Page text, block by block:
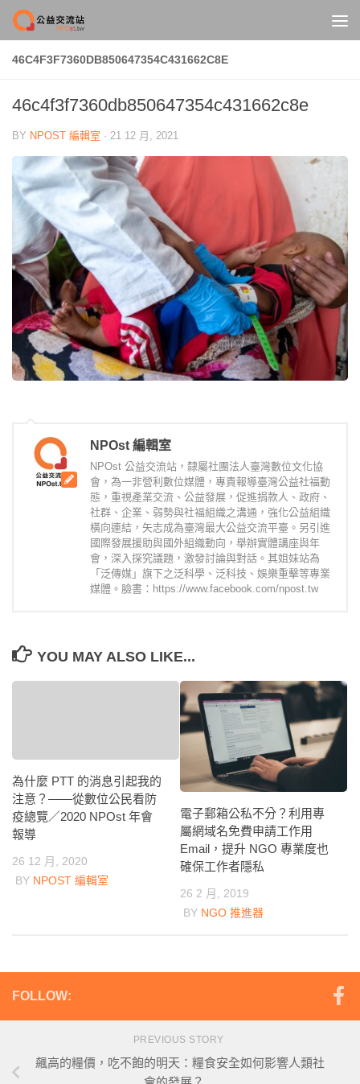
Skip to content
46C4F3F7360DB850647354C431662C8E
46c4f3f7360db850647354c431662c8e
BY NPOST 編輯室 · 21 12 月, 2021
NPOst 編輯室
NPOst 公益交流站，隸屬社團法人臺灣數位文化協
會，為一非營利數位媒體，專責報導臺灣公益社福動
態，重視產業交流、公益發展，促進捐款人、政府、
社群、企業、弱勢與社福組織之溝通，強化公益組織
橫向連結，矢志成為臺灣最大公益交流平臺。另引進
國際發展援助與國外組織動向，舉辦實體講座與年
會，深入探究議題，激發討論與對話。其姐妹站為
「泛傳媒」旗下之泛科學、泛科技、娛樂重擊等專業
媒體。臉書：https://www.facebook.com/npost.tw
YOU MAY ALSO LIKE...
為什麼 PTT 的消息引起我的
注意？——從數位公民看防
疫總覽／2020 NPOst 年會
報導
26 12 月, 2020
BY NPOST 編輯室
電子郵箱公私不分？利用專
屬網域名免費申請工作用
Email，提升 NGO 專業度也
確保工作者隱私
26 2 月, 2019
BY NGO 推進器
FOLLOW:
PREVIOUS STORY
飆高的糧價，吃不飽的明天：糧食安全如何影響人類社